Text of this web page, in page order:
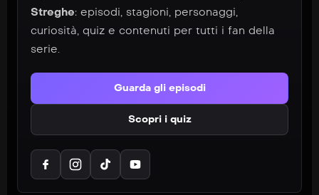
Streghe: episodi, stagioni, personaggi,
curiosità, quiz e contenuti per tutti i fan della
serie.
Guarda gli episodi
Scopri i quiz